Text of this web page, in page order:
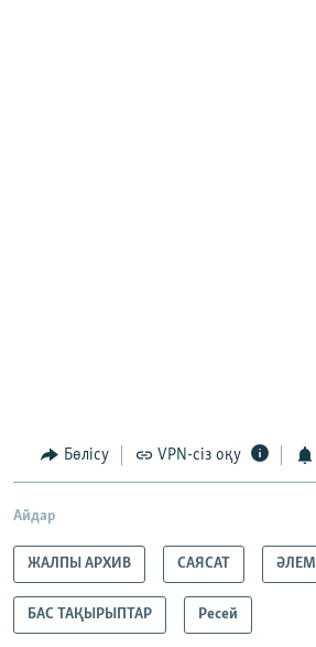
Бөлісу VPN-сіз оқу
Айдар
ЖАЛПЫ АРХИВ САЯСАТ ӘЛЕМ
БАС ТАҚЫРЫПТАР Ресей